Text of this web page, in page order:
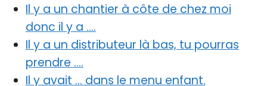
Il y a un chantier à côte de chez moi
donc il y a ….
Il y a un distributeur là bas, tu pourras
prendre ….
Il y avait … dans le menu enfant.